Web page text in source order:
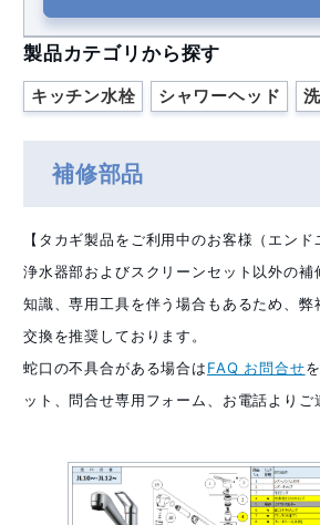
製品カテゴリから探す
キッチン水栓 シャワーヘッド
補修部品
【タカギ製品をご利用中のお客様（エンド
浄水器部およびスクリーンセット以外の補
知識、専用工具を伴う場合もあるため、弊
交換を推奨しております。
蛇口の不具合がある場合はFAQ お問合せ
ット、問合せ専用フォーム、お電話よりご